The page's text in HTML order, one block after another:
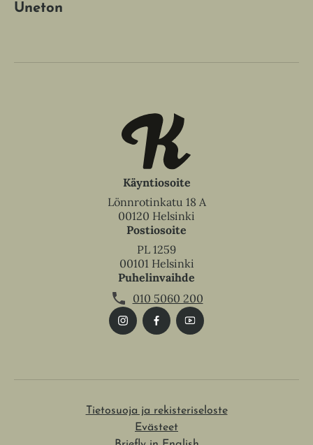
Uneton
Käyntiosoite
Lönnrotinkatu 18 A
00120 Helsinki
Postiosoite
PL 1259
00101 Helsinki
Puhelinvaihde
010 5060 200
Tietosuoja ja rekisteriseloste
Evästeet